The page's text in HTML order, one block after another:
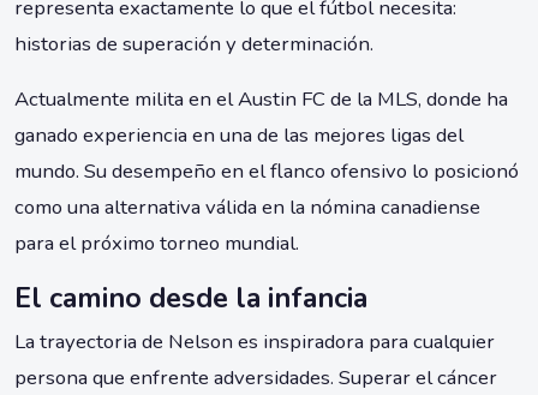
representa exactamente lo que el fútbol necesita:
historias de superación y determinación.
Actualmente milita en el Austin FC de la MLS, donde ha
ganado experiencia en una de las mejores ligas del
mundo. Su desempeño en el flanco ofensivo lo posicionó
como una alternativa válida en la nómina canadiense
para el próximo torneo mundial.
El camino desde la infancia
La trayectoria de Nelson es inspiradora para cualquier
persona que enfrente adversidades. Superar el cáncer